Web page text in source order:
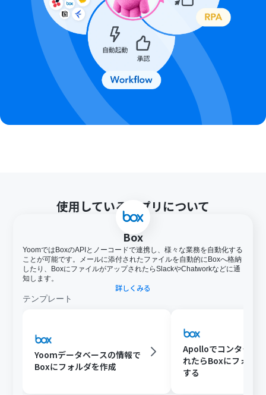
使用しているアプリについて
Box
YoomではBoxのAPIとノーコードで連携し、様々な業務を自動化する
ことが可能です。メールに添付されたファイルを自動的にBoxへ格納
したり、BoxにファイルがアップされたらSlackやChatworkなどに通
知します。
詳しくみる
テンプレート
Yoomデータベースの情報で
Boxにフォルダを作成
Apolloでコンタクト
れたらBoxにフォル
する